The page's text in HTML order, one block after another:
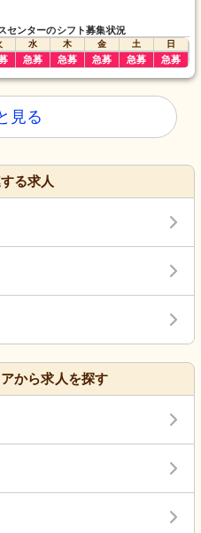
センターのシフト募集状況
水 木 金 土
日
急募 急募 急募 急募 急募
見る
る求人
から求人を探す